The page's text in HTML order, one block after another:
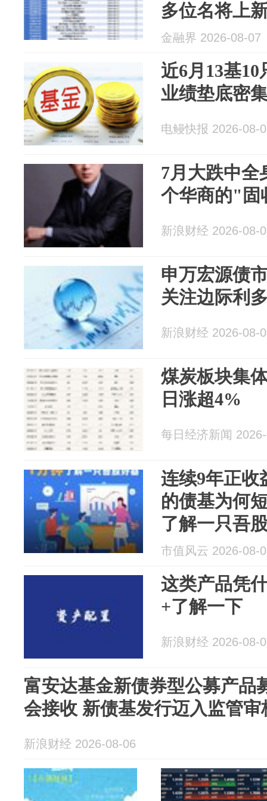
多位名将上
金融界 2026-08-07
近6月13基
业绩垫底密
电鳗快报 2026-08-
7月大跌中全
个华商的"固
新浪财经 2026-08-
申万宏源债
关注边际利
新浪财经 2026-08-
煤炭板块集
日涨超4%
每日经济新闻
连续9年正收
的债基为何
了解一只吾
市值风云 2026-08-
这类产品凭
+了解一下
新浪财经 2026-08-
富安达基金新债券型公募产品
会接收 新债基发行迈入监管审
新浪财经 2026-08-06